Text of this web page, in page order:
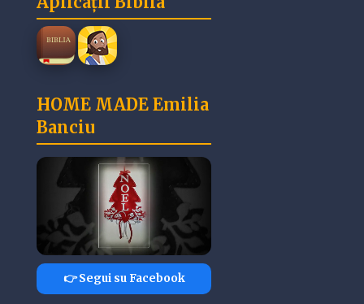
HOME MADE Emilia
Banciu
👉 Segui su Facebook